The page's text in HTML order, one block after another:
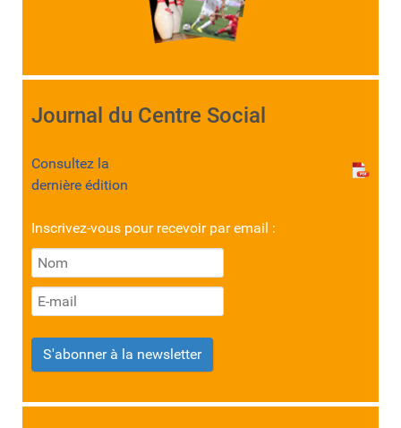
Journal du Centre Social
Consultez la
dernière édition
Inscrivez-vous pour recevoir par email :
S'abonner à la newsletter